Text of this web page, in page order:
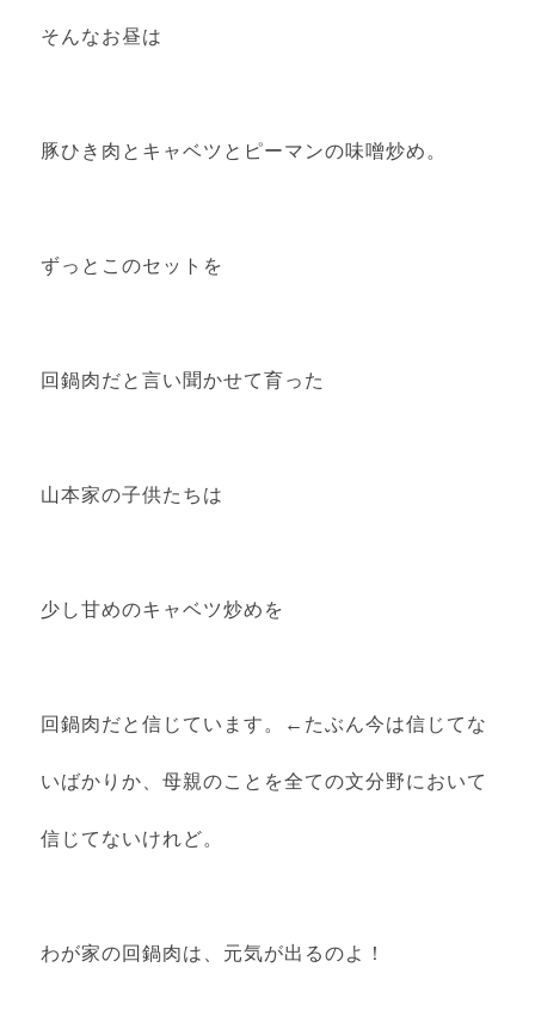
そんなお昼は
豚ひき肉とキャベツとピーマンの味噌炒め。
ずっとこのセットを
回鍋肉だと言い聞かせて育った
山本家の子供たちは
少し甘めのキャベツ炒めを
回鍋肉だと信じています。←たぶん今は信じてな
いばかりか、母親のことを全ての文分野において
信じてないけれど。
わが家の回鍋肉は、元気が出るのよ！